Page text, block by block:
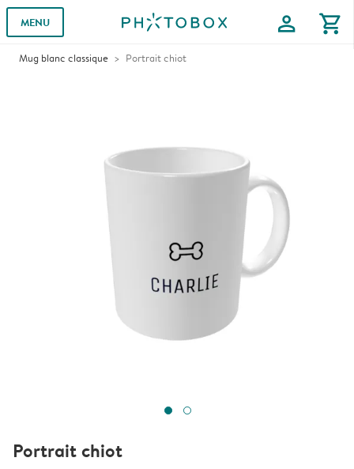
MENU profile shopping_cart
Mug blanc classique Portrait chiot
Portrait chiot